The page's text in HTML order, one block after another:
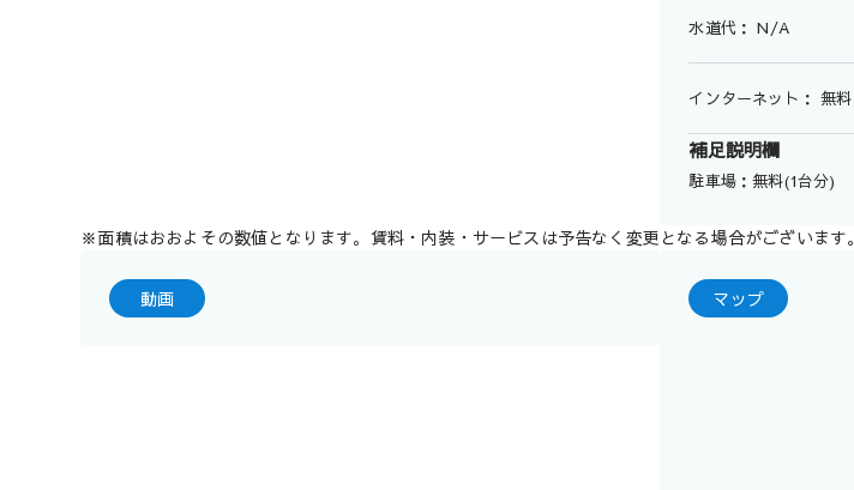
水道代： N/A
インターネット： 無料
補足説明欄
駐車場：無料(1台分)
※面積はおおよその数値となります。賃料・内装・サービスは予告なく変更となる場合がございます。
動画 マップ